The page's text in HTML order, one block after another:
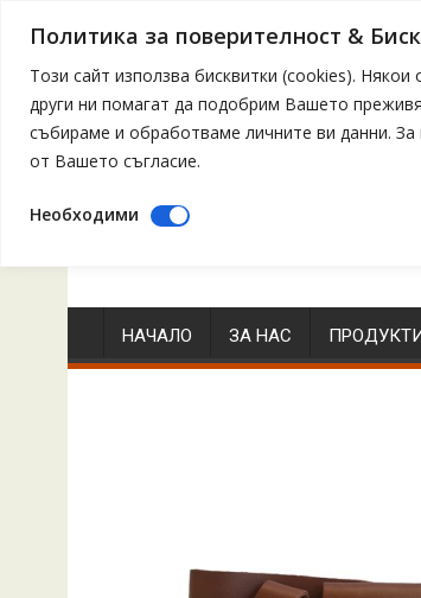
Политика за поверителност &
Този сайт използва бисквитки (cookies).
други ни помагат да подобрим Вашето
събираме и обработваме личните ви данни.
от Вашето съгласие.
Необходими
to
contentНАЧАЛО ЗА НАС